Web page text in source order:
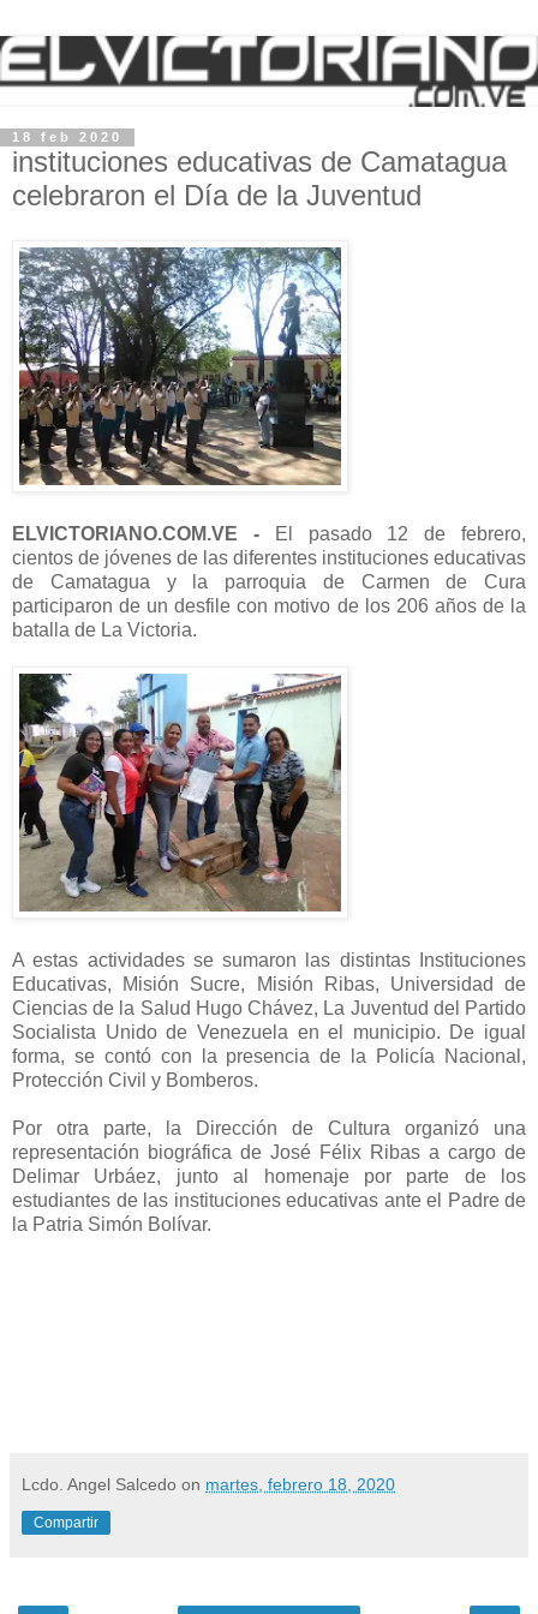
18 feb 2020
instituciones educativas de Camatagua
celebraron el Día de la Juventud
ELVICTORIANO.COM.VE -
El pasado 12 de febrero,
cientos de jóvenes de las diferentes instituciones educativas
de Camatagua y la parroquia de Carmen de Cura
participaron de un desfile con motivo de los 206 años de la
batalla de La Victoria.
A estas actividades se sumaron las distintas Instituciones
Educativas, Misión Sucre, Misión Ribas, Universidad de
Ciencias de la Salud Hugo Chávez, La Juventud del Partido
Socialista Unido de Venezuela en el municipio. De igual
forma, se contó con la presencia de la Policía Nacional,
Protección Civil y Bomberos.
Por otra parte, la Dirección de Cultura organizó una
representación biográfica de José Félix Ribas a cargo de
Delimar Urbáez, junto al homenaje por parte de los
estudiantes de las instituciones educativas ante el Padre de
la Patria Simón Bolívar.
Lcdo. Angel Salcedo on martes, febrero 18, 2020
Compartir